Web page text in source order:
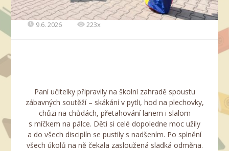
9.6. 2026 223x
Paní učitelky připravily na školní zahradě spoustu
zábavných soutěží – skákání v pytli, hod na plechovky,
chůzi na chůdách, přetahování lanem i slalom
s míčkem na pálce. Děti si celé dopoledne moc užily
a do všech disciplín se pustily s nadšením. Po splnění
všech úkolů na ně čekala zasloužená sladká odměna.